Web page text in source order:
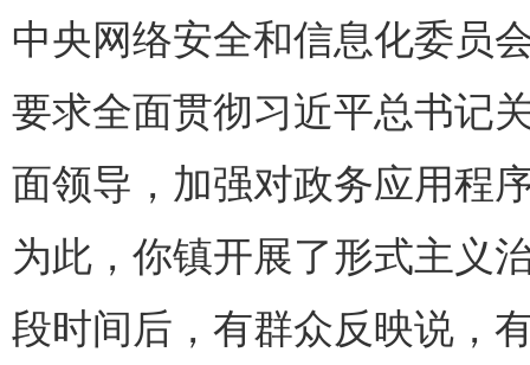
中央网络安全和信息化委员
要求全面贯彻习近平总书记
面领导，加强对政务应用程
为此，你镇开展了形式主义
段时间后，有群众反映说，